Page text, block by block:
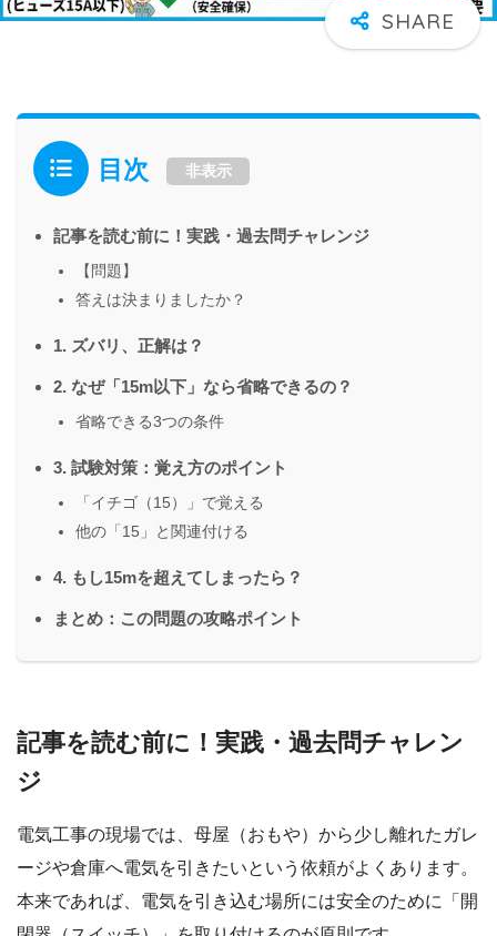
目次 非表示
記事を読む前に！実践・過去問チャレンジ
【問題】
答えは決まりましたか？
1. ズバリ、正解は？
2. なぜ「15m以下」なら省略できるの？
省略できる3つの条件
3. 試験対策：覚え方のポイント
「イチゴ（15）」で覚える
他の「15」と関連付ける
4. もし15mを超えてしまったら？
まとめ：この問題の攻略ポイント
記事を読む前に！実践・過去問チャレン
ジ
電気工事の現場では、母屋（おもや）から少し離れたガレ
ージや倉庫へ電気を引きたいという依頼がよくあります。
本来であれば、電気を引き込む場所には安全のために「開